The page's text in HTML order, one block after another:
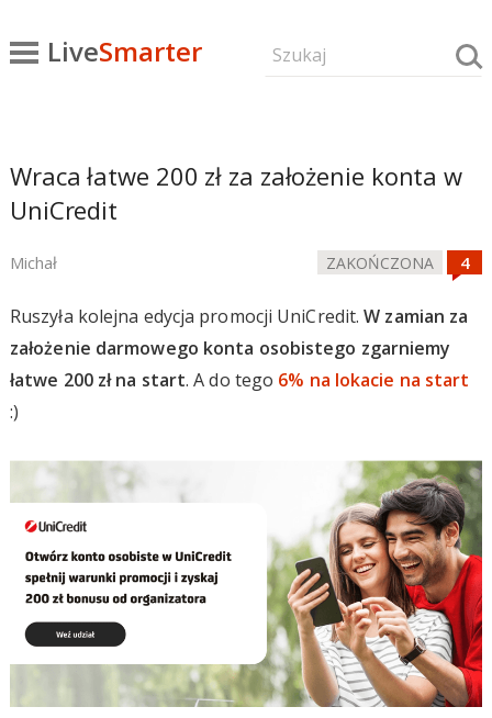
LiveSmarter
Wraca łatwe 200 zł za założenie konta w
UniCredit
Michał ZAKOŃCZONA
Ruszyła kolejna edycja promocji UniCredit.W zamian za
założenie darmowego konta osobistego zgarniemy
łatwe 200 zł na start. A do tego 6% na lokacie na start
:)